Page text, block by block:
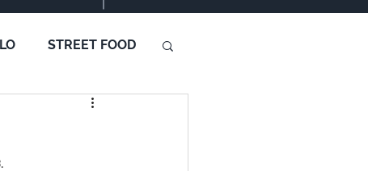
STREET FOOD